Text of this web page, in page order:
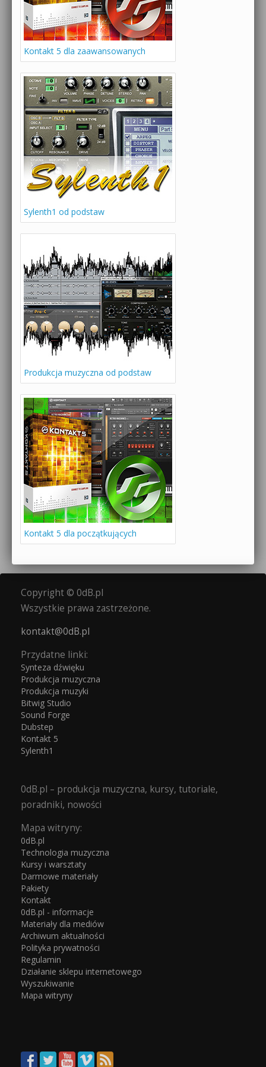
Kontakt 5 dla zaawansowanych
Sylenth1 od podstaw
Produkcja muzyczna od podstaw
Kontakt 5 dla początkujących
Copyright © 0dB.pl
Wszystkie prawa zastrzeżone.
kontakt@0dB.pl
Przydatne linki:
Synteza dźwięku
Produkcja muzyczna
Produkcja muzyki
Bitwig Studio
Sound Forge
Dubstep
Kontakt 5
Sylenth1
0dB.pl – produkcja muzyczna, kursy, tutoriale,
poradniki, nowości
Mapa witryny:
0dB.pl
Technologia muzyczna
Kursy i warsztaty
Darmowe materiały
Pakiety
Kontakt
0dB.pl - informacje
Materiały dla mediów
Archiwum aktualności
Polityka prywatności
Regulamin
Działanie sklepu internetowego
Wyszukiwanie
Mapa witryny